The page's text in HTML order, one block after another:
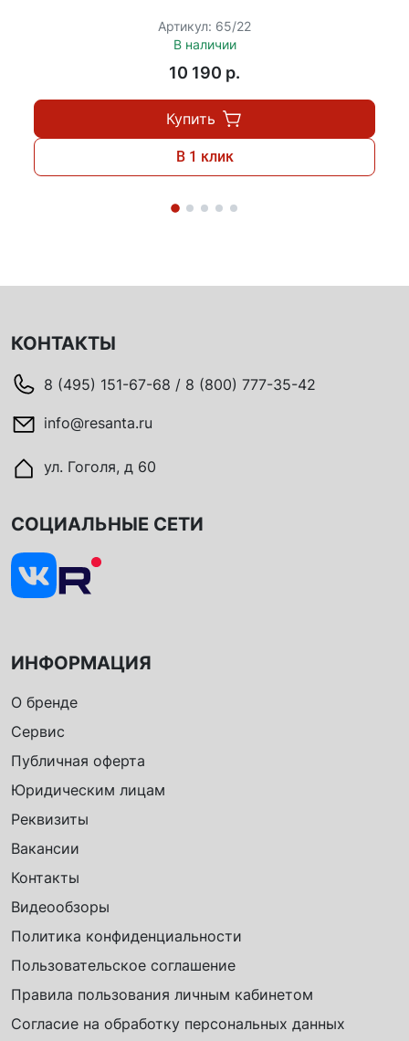
Артикул: 65/22
В наличии
10 190 p.
Купить
В 1 клик
КОНТАКТЫ
8 (495) 151-67-68 / 8 (800) 777-35-42
info@resanta.ru
ул. Гоголя, д 60
ИНФОРМАЦИЯ
О бренде
Сервис
Публичная оферта
Юридическим лицам
Реквизиты
Вакансии
Контакты
Видеообзоры
Политика конфиденциальности
Пользовательское соглашение
Правила пользования личным кабинетом
Согласие на обработку персональных данных
СОЦИАЛЬНЫЕ СЕТИ